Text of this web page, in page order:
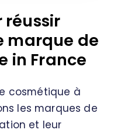
réussir
marque de
in France
cosmétique à
les marques de
et leur